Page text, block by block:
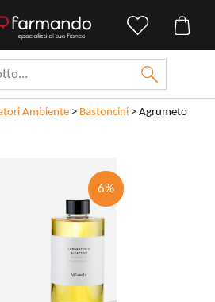
Ambiente > Bastoncini > Agrumeto
6%